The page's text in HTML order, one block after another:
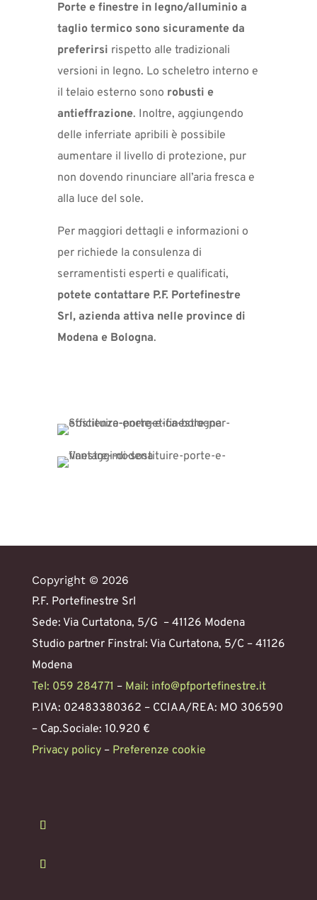
Porte e finestre in legno/alluminio a
taglio termico sono sicuramente da
preferirsi rispetto alle tradizionali
versioni in legno. Lo scheletro interno e
il telaio esterno sono robusti e
antieffrazione. Inoltre, aggiungendo
delle inferriate apribili è possibile
aumentare il livello di protezione, pur
non dovendo rinunciare all’aria fresca e
alla luce del sole.
Per maggiori dettagli e informazioni o
per richiede la consulenza di
serramentisti esperti e qualificati,
potete contattare P.F. Portefinestre
Srl, azienda attiva nelle province di
Modena e Bologna.
Copyright © 2026
P.F. Portefinestre Srl
Sede: Via Curtatona, 5/G – 41126 Modena
Studio partner Finstral: Via Curtatona, 5/C – 41126
Modena
Tel: 059 284771 – Mail: info@pfportefinestre.it
P.IVA: 02483380362 – CCIAA/REA: MO 306590
– Cap.Sociale: 10.920 €
Privacy policy– Preferenze cookie